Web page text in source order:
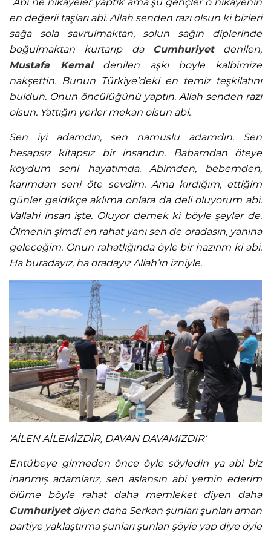
en değerli taşları abi. Allah senden razı olsun ki bizleri
sağa sola savrulmaktan, solun sağın diplerinde
boğulmaktan kurtarıp da
Cumhuriyetdenilen,
Mustafa Kemaldenilen aşkı böyle kalbimize
nakşettin. Bunun Türkiye’deki en temiz teşkilatını
buldun. Onun öncülüğünü yaptın. Allah senden razı
olsun. Yattığın yerler mekan olsun abi.
Sen iyi adamdın, sen namuslu adamdın. Sen
hesapsız kitapsız bir insandın. Babamdan öteye
koydum seni hayatımda. Abimden, bebemden,
karımdan seni öte sevdim. Ama kırdığım, ettiğim
günler geldikçe aklıma onlara da deli oluyorum abi.
Vallahi insan işte. Oluyor demek ki böyle şeyler de.
Ölmenin şimdi en rahat yanı sen de oradasın, yanına
geleceğim. Onun rahatlığında öyle bir hazırım ki abi.
Ha buradayız, ha oradayız Allah’ın izniyle.
‘AİLEN AİLEMİZDİR, DAVAN DAVAMIZDIR’
Entübeye girmeden önce öyle söyledin ya abi biz
inanmış adamlarız, sen aslansın abi yemin ederim
ölüme böyle rahat daha memleket diyen daha
Cumhuriyetdiyen daha Serkan şunları şunları aman
partiye yaklaştırma şunları şunları şöyle yap diye öyle